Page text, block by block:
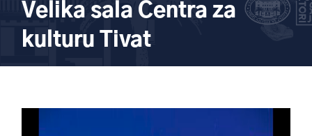
Velika sala Centra za
kulturu Tivat